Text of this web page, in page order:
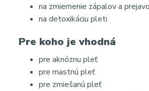
na zmiernenie zápalov a
na detoxikáciu pleti
Pre koho je vhodná
pre aknóznu pleť
pre mastnú pleť
pre zmiešanú pleť